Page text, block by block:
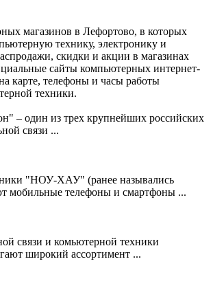
магазинов в Лефортово, в которых
технику, электронику и
скидки и акции в магазинах
сайты компьютерных интернет-
карте, телефоны и часы работы
техники.
– один из трех крупнейших российских
связи ...
"НОУ-ХАУ" (ранее назывались
мобильные телефоны и смартфоны ...
связи и комьютерной техники
широкий ассортимент ...